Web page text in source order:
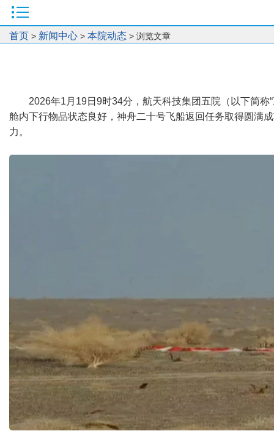
首页 > 新闻中心 > 本院动态 > 浏览文章
2026年1月19日9时34分，航天科技集团五院（以下简
舱内下行物品状态良好，神舟二十号飞船返回任务取得圆满
力。